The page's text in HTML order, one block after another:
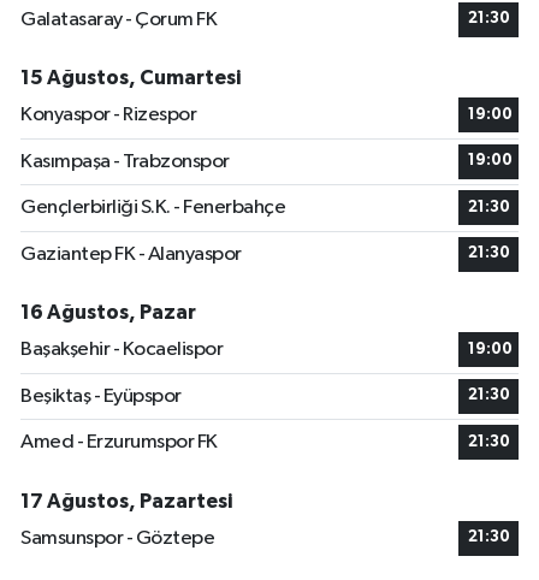
Galatasaray - Çorum FK
21:30
15 Ağustos, Cumartesi
Konyaspor - Rizespor
19:00
Kasımpaşa - Trabzonspor 19:00
Gençlerbirliği S.K. - Fenerbahçe 21:30
Gaziantep FK - Alanyaspor 21:30
16 Ağustos, Pazar
Başakşehir - Kocaelispor
19:00
Beşiktaş - Eyüpspor 21:30
Amed - Erzurumspor FK 21:30
17 Ağustos, Pazartesi
Samsunspor - Göztepe
21:30